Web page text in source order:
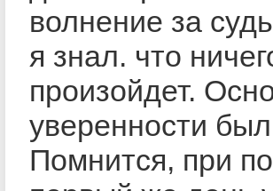
волнение за
я знал. что
произойдет.
уверенности
Помнится, при